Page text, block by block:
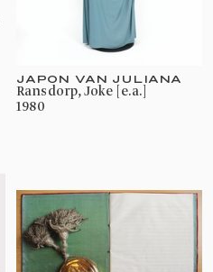
JAPON VAN JULIANA
Ransdorp, Joke [e.a.]
1980